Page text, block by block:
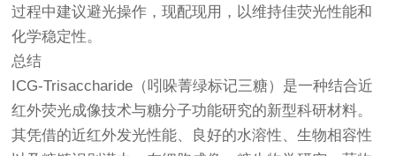
过程中建议避光操作，现配现用，以维持佳荧光性能和
化学稳定性。
总结
ICG-Trisaccharide（吲哚菁绿标记三糖）是一种结合近
红外荧光成像技术与糖分子功能研究的新型科研材料。
其凭借的近红外发光性能、良好的水溶性、生物相容性